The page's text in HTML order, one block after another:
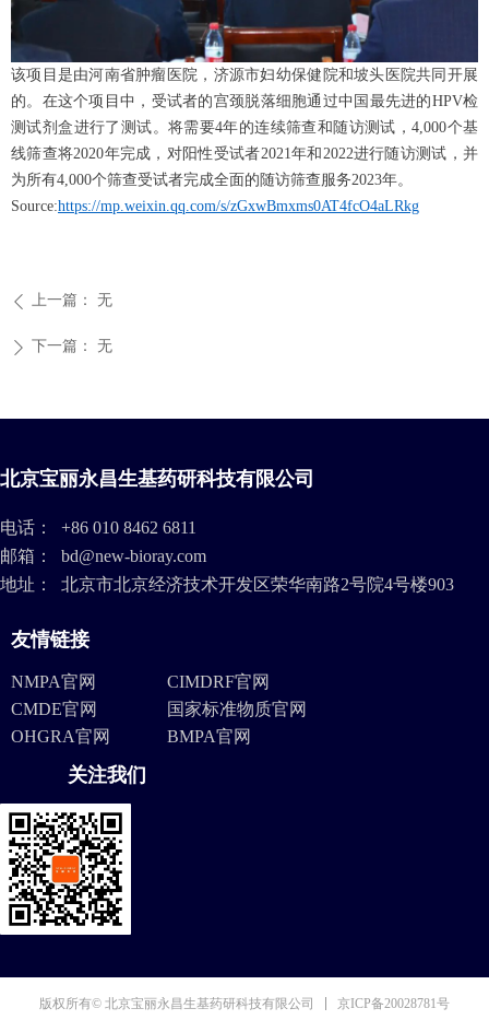
该项目是由河南省肿瘤医院，济源市妇幼保健院和坡头医院共同开展
的。在这个项目中，受试者的宫颈脱落细胞通过中国最先进的HPV检
测试剂盒进行了测试。将需要4年的连续筛查和随访测试，4,000个基
线筛查将2020年完成，对阳性受试者2021年和2022进行随访测试，并
为所有4,000个筛查受试者完成全面的随访筛查服务2023年。
Source:https://mp.weixin.qq.com/s/zGxwBmxms0AT4fcO4aLRkg
ꄴ 上一篇： 无
ꄲ 下一篇： 无
CIMDRF官网
国家标准物质官网
BMPA官网
NMPA官网
CMDE官网
OHGRA官网
友情链接
电话：
+86 010 8462 6811
邮箱：
bd@new-bioray.com
地址：
北京市北京经济技术开发区荣华南路2号院4号楼903
关注我们
北京宝丽永昌生基药研科技有限公司
版权所有© 北京宝丽永昌生基药研科技有限公司 京ICP备20028781号